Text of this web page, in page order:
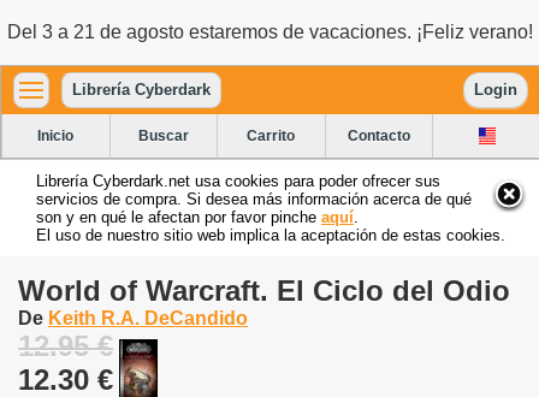
Del 3 a 21 de agosto estaremos de vacaciones. ¡Feliz verano!
Librería Cyberdark Login
Inicio Buscar Carrito Contacto
Librería Cyberdark.net usa cookies para poder ofrecer sus
servicios de compra. Si desea más información acerca de qué
son y en qué le afectan por favor pinche aquí
El uso de nuestro sitio web implica la aceptación de estas cookies.
World of Warcraft. El Ciclo del Odio
De Keith R.A. DeCandido
12.95 €
12.30 €